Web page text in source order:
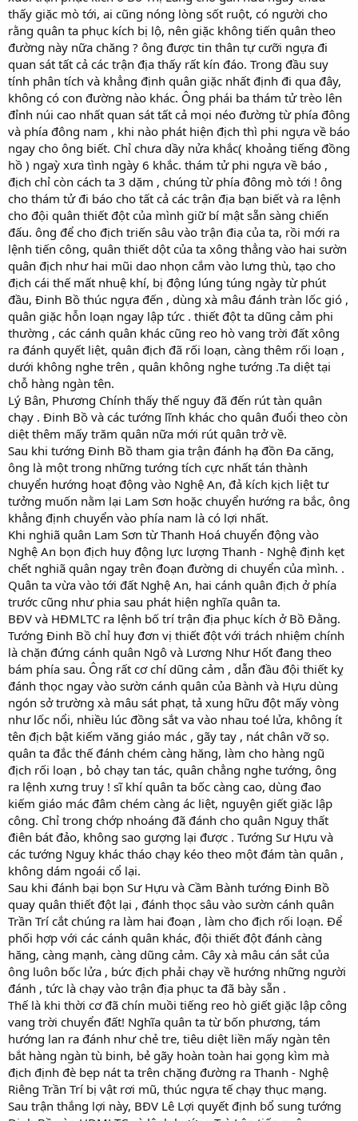
thấy giặc mò tới, ai cũng nóng lòng sốt ruột, có người cho
rằng quân ta phục kích bị lộ, nên giặc không tiến quân theo
đường này nữa chăng ? ông được tin thân tự cưỡi ngựa đi
quan sát tất cả các trận địa thấy rất kín đáo. Trong đầu suy
tính phân tích và khẳng định quân giặc nhất định đi qua đây,
không có con đường nào khác. Ông phái ba thám tử trèo lên
đỉnh núi cao nhất quan sát tất cả mọi néo đường từ phía đông
và phía đông nam , khi nào phát hiện địch thì phi ngựa về báo
ngay cho ông biết. Chỉ chưa dầy nửa khắc( khoảng tiếng đồng
hồ ) ngaỳ xưa tình ngày 6 khắc. thám tử phi ngựa về báo ,
địch chỉ còn cách ta 3 dặm , chúng từ phía đông mò tới ! ông
cho thám tử đi báo cho tất cả các trận địa bạn biết và ra lệnh
cho đội quân thiết đột của mình giữ bí mật sẵn sàng chiến
đấu. ông để cho địch triến sâu vào trận điạ của ta, rồi mới ra
lệnh tiến công, quân thiết dột của ta xông thẳng vào hai sườn
quân địch như hai mũi dao nhọn cắm vào lưng thù, tạo cho
địch cái thế mất nhuệ khí, bị động lúng túng ngày từ phút
đầu, Đinh Bồ thúc ngựa đến , dùng xà mâu đánh tràn lốc gió ,
quân giặc hỗn loạn ngay lập tức . thiết đột ta dũng cảm phi
thường , các cánh quân khác cũng reo hò vang trời đất xông
ra đánh quyết liệt, quân địch đã rối loạn, càng thêm rối loạn ,
dưới không nghe trên , quân không nghe tướng .Ta diệt tại
chỗ hàng ngàn tên.
Lý Bân, Phương Chính thấy thế nguy đã đến rút tàn quân
chạy . Đinh Bồ và các tướng lĩnh khác cho quân đuổi theo còn
diệt thêm mấy trăm quân nữa mới rút quân trở về.
Sau khi tướng Đinh Bồ tham gia trận đánh hạ đồn Đa căng,
ông là một trong những tướng tích cực nhất tán thành
chuyển hướng hoạt động vào Nghệ An, đả kích kịch liệt tư
tưởng muốn nằm lại Lam Sơn hoặc chuyển hướng ra bắc, ông
khẳng định chuyển vào phía nam là có lợi nhất.
Khi nghiã quân Lam Sơn từ Thanh Hoá chuyển động vào
Nghệ An bọn địch huy động lực lượng Thanh - Nghệ định kẹt
chết nghiã quân ngay trên đoạn đường di chuyển của mình. .
Quân ta vừa vào tới đất Nghệ An, hai cánh quân địch ở phía
trước cũng như phia sau phát hiện nghĩa quân ta.
BĐV và HĐMLTC ra lệnh bố trí trận địa phục kích ở Bồ Đằng.
Tướng Đinh Bồ chỉ huy đơn vị thiết đột với trách nhiệm chính
là chặn đứng cánh quân Ngô và Lương Như Hốt đang theo
bám phía sau. Ông rất cơ chí dũng cảm , dẫn đầu đội thiết kỵ
đánh thọc ngay vào sườn cánh quân của Bành và Hựu dùng
ngón sở trường xà mâu sát phạt, tả xung hữu đột mấy vòng
như lốc nổi, nhiều lúc đồng sắt va vào nhau toé lửa, không ít
tên địch bật kiếm văng giáo mác , gãy tay , nát chân vỡ sọ.
quân ta đắc thế đánh chém càng hăng, làm cho hàng ngũ
địch rối loạn , bỏ chạy tan tác, quân chẳng nghe tướng, ông
ra lệnh xưng truy ! sĩ khí quân ta bốc càng cao, dùng đao
kiếm giáo mác đâm chém càng ác liệt, nguyện giết giặc lập
công. Chỉ trong chớp nhoáng đã đánh cho quân Nguỵ thất
điên bát đảo, không sao gượng lại được . Tướng Sư Hựu và
các tướng Nguỵ khác tháo chạy kéo theo một đám tàn quân ,
không dám ngoái cổ lại.
Sau khi đánh bại bọn Sư Hựu và Cầm Bành tướng Đinh Bồ
quay quân thiết đột lại , đánh thọc sâu vào sườn cánh quân
Trần Trí cắt chúng ra làm hai đoạn , làm cho địch rối loạn. Để
phối hợp với các cánh quân khác, đội thiết đột đánh càng
hăng, càng mạnh, càng dũng cảm. Cây xà mâu cán sắt của
ông luôn bốc lửa , bức địch phải chạy về hướng những người
đánh , tức là chạy vào trận địa phục ta đã bày sẵn .
Thế là khi thời cơ đã chín muồi tiếng reo hò giết giặc lập công
vang trời chuyển đất! Nghĩa quân ta từ bốn phương, tám
hướng lan ra đánh như chẻ tre, tiêu diệt liền mấy ngàn tên
bắt hàng ngàn tù binh, bẻ gãy hoàn toàn hai gọng kìm mà
địch định đè bẹp nát ta trên chặng đường ra Thanh - Nghệ
Riêng Trần Trí bị vật rơi mũ, thúc ngựa tế chạy thục mạng.
Sau trận thắng lợi này, BĐV Lê Lợi quyết định bổ sung tướng